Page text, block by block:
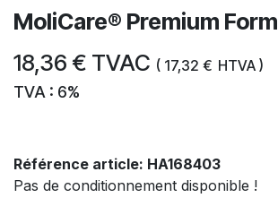
MoliCare® Premium Form
18,36 € TVAC ( 17,32 € HTVA )
TVA : 6%
Référence article: HA168403
Pas de conditionnement disponible !